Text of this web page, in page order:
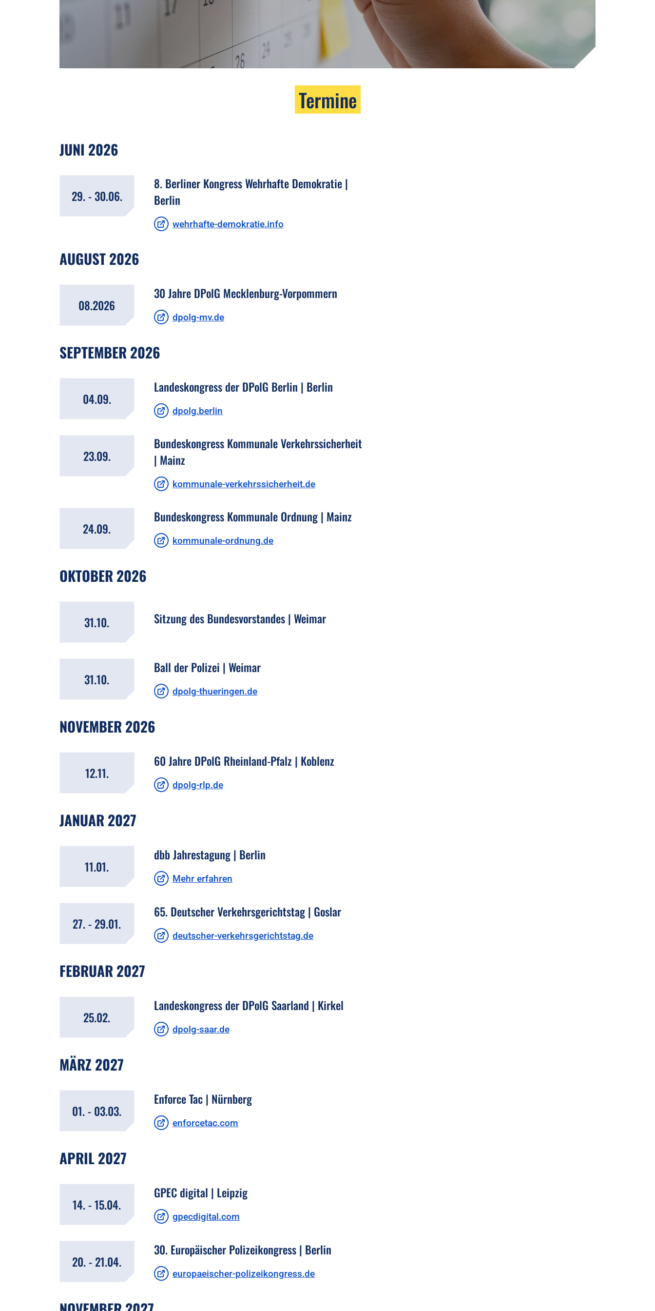
Termine
JUNI 2026
29. - 30.06.
8. Berliner Kongress Wehrhafte Demokratie |
Berlin
wehrhafte-demokratie.info
AUGUST 2026
08.2026
30 Jahre DPolG Mecklenburg-Vorpommern
dpolg-mv.de
SEPTEMBER 2026
04.09.
Landeskongress der DPolG Berlin | Berlin
dpolg.berlin
23.09.
Bundeskongress Kommunale Verkehrssicherheit
| Mainz
kommunale-verkehrssicherheit.de
24.09.
Bundeskongress Kommunale Ordnung | Mainz
kommunale-ordnung.de
OKTOBER 2026
31.10. Sitzung des Bundesvorstandes | Weimar
31.10.
Ball der Polizei | Weimar
dpolg-thueringen.de
NOVEMBER 2026
12.11.
60 Jahre DPolG Rheinland-Pfalz | Koblenz
dpolg-rlp.de
JANUAR 2027
11.01.
dbb Jahrestagung | Berlin
Mehr erfahren
27. - 29.01.
65. Deutscher Verkehrsgerichtstag | Goslar
deutscher-verkehrsgerichtstag.de
FEBRUAR 2027
25.02.
Landeskongress der DPolG Saarland | Kirkel
dpolg-saar.de
MÄRZ 2027
01. - 03.03.
Enforce Tac | Nürnberg
enforcetac.com
APRIL 2027
14. - 15.04.
GPEC digital | Leipzig
gpecdigital.com
20. - 21.04.
30. Europäischer Polizeikongress | Berlin
europaeischer-polizeikongress.de